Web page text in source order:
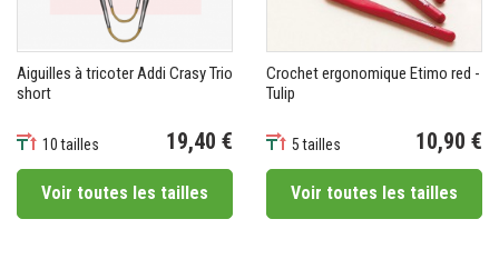
Aiguilles à tricoter Addi Crasy Trio
short
10 tailles 19,40 €
Voir toutes les tailles
Crochet ergonomique Etimo red -
Tulip
5 tailles 10,90 €
Voir toutes les tailles